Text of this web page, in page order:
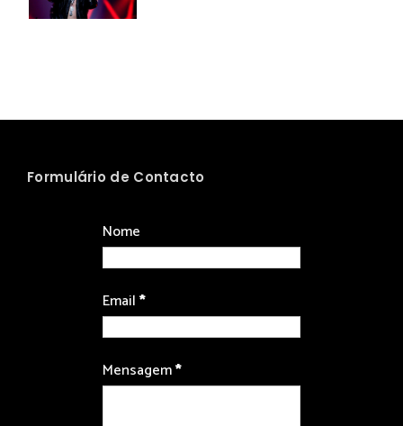
Formulário de Contacto
Nome
Email*
Mensagem*